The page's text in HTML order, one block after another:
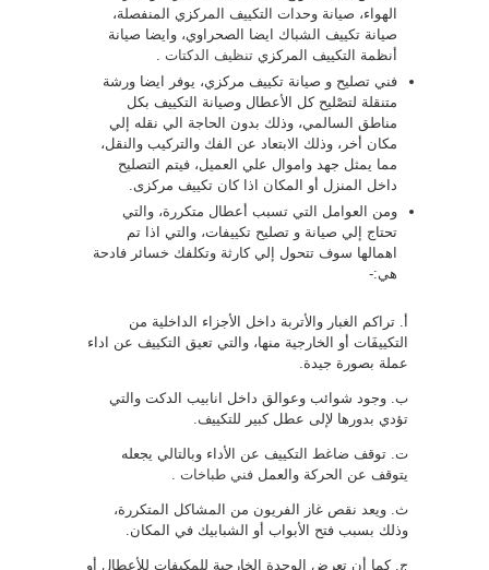
الهواء، صيانة وحدات التكييف المركزي المنفصلة،
صيانة تكييف الشباك ايضا الصحراوي، وايضا صيانة
أنظمة التكييف المركزي تنظيف الدكتات
فني تصليح و صيانة تكييف مركزي، يوفر ايضا ورشة
متنقلة لتصْليح كل الأعطال وصيانة التكييف بكل
مناطق السالمي، وذلك بدون الحاجة الي نقله إلي
مكان أخر، وذلك الابتعاد عن الفك والتركيب والنقل،
مما يمثل جهد واموال علي العميل، فيتم التصليح
داخل المنزل أو المكان اذا كان تكييف مركزى.
ومن العوامل التي تسبب أعطال متكررة، والتي
تحتاج إلي صيانة و تصليح تكييفات، والتي اذا تم
اهمالها سوف تتحول إلي كارثة وتكلفك خسائر فادحة
هي:-
أ‌. تراكم الغبار والأتربة داخل الأجزاء الداخلية من
التكييفَات أو الخارجية منها، والتي تعيق التكييف عن اداء
عملة بصورة جيدة.
ب‌. وجود شوائب وعوالق داخل انابيب الدكت والتي
تؤدي بدورها لإلى عطل كبير للتكييف.
ت‌. توقف ضاغط التكييف عن الأداء وبالتالي يجعله
يتوقف عن الحركة والعمل فني طباخات
ث‌. ويعد نقص غاز الفريون من المشاكل المتكررة،
وذلك بسبب فتح الأبواب أو الشبابيك في المكان.
ج‌. كما أن تعرض الوحدة الخارجية للمكيفات للأعطال أو